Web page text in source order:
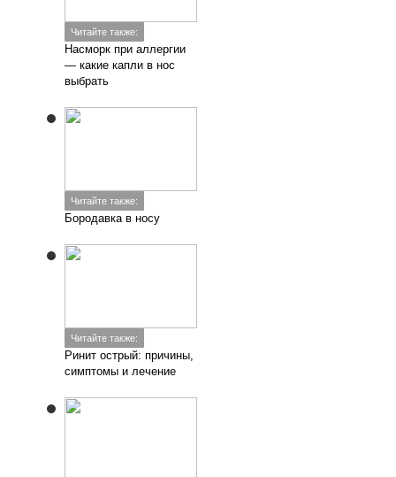
Читайте также:
Насморк при аллергии
— какие капли в нос
выбрать
Читайте также:
Бородавка в носу
Читайте также:
Ринит острый: причины,
симптомы и лечение